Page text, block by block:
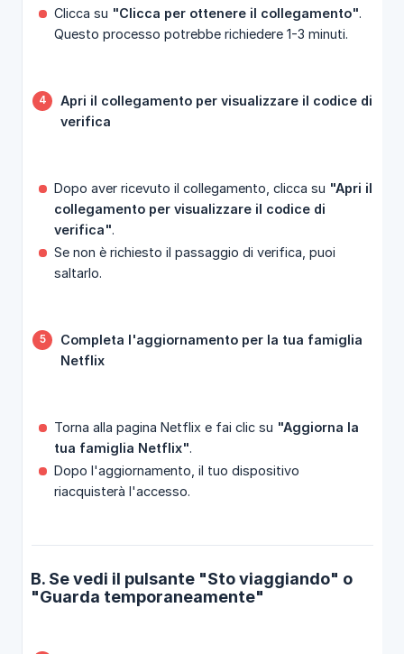
Clicca su "Clicca per ottenere il collegamento".
Questo processo potrebbe richiedere 1-3 minuti.
Apri il collegamento per visualizzare il codice di
verifica
Dopo aver ricevuto il collegamento, clicca su "Apri il
collegamento per visualizzare il codice di
verifica".
Se non è richiesto il passaggio di verifica, puoi
saltarlo.
Completa l'aggiornamento per la tua famiglia
Netflix
Torna alla pagina Netflix e fai clic su "Aggiorna la
tua famiglia Netflix".
Dopo l'aggiornamento, il tuo dispositivo
riacquisterà l'accesso.
B. Se vedi il pulsante "Sto viaggiando" o
"Guarda temporaneamente"